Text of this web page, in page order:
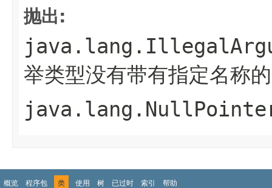
抛出:
举类型没有带有指定名称
概览 程序包 类 使用 树 已过时 索引 帮助